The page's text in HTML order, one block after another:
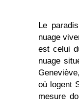
Le
nuage
est celui
nuage
où logent
mesure